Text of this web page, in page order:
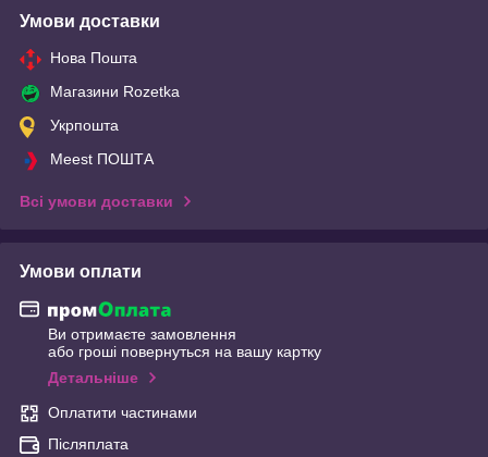
Умови доставки
Нова Пошта
Магазини Rozetka
Укрпошта
Meest ПОШТА
Всі умови доставки
Умови оплати
Ви отримаєте замовлення
або гроші повернуться на вашу картку
Детальніше
Оплатити частинами
Післяплата